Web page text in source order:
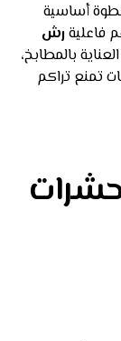
خطوة أساسية
فاعلية رش
بالمطابخ،
تمنع تراكم